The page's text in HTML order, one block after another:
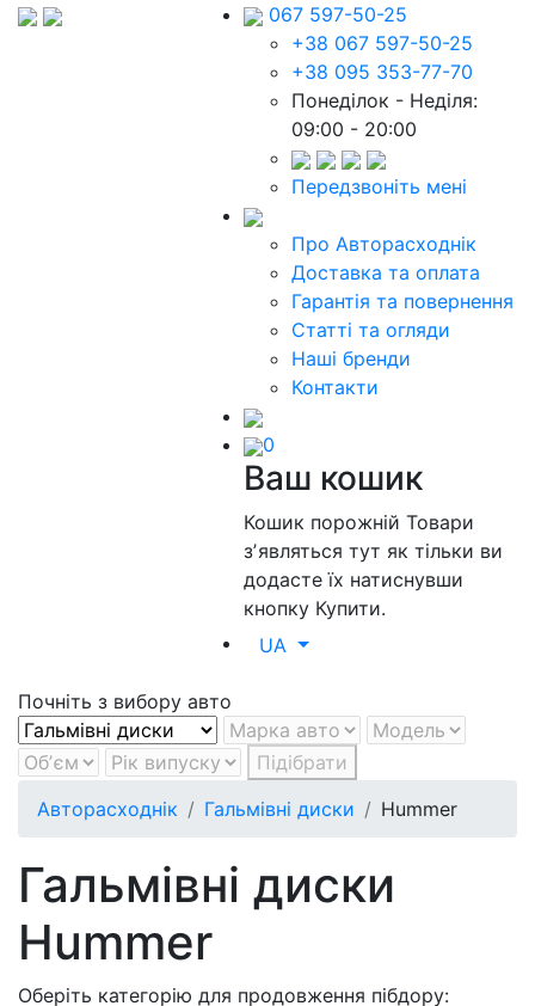
067 597-50-25
+38 067 597-50-25
+38 095 353-77-70
Понеділок - Неділя:
09:00 - 20:00
Передзвоніть мені
Про Авторасходнік
Доставка та оплата
Гарантія та повернення
Статті та огляди
Наші бренди
Контакти
0
Ваш кошик
Кошик порожнійТовари
зʼявляться тут як тільки ви
додасте їх натиснувши
кнопку Купити.
UA
Почніть з вибору авто
Підібрати
Авторасходнік
Гальмівні диски Hummer
Гальмівні диски
Hummer
Оберіть категорію для продовження пібдору: